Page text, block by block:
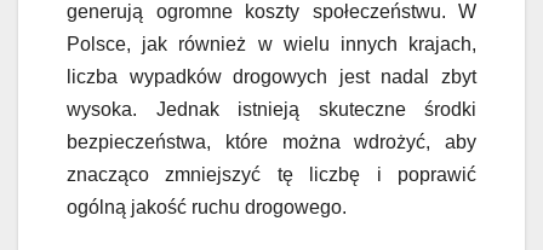
generują ogromne koszty społeczeństwu. W
Polsce, jak również w wielu innych krajach,
liczba wypadków drogowych jest nadal zbyt
wysoka. Jednak istnieją skuteczne środki
bezpieczeństwa, które można wdrożyć, aby
znacząco zmniejszyć tę liczbę i poprawić
ogólną jakość ruchu drogowego.